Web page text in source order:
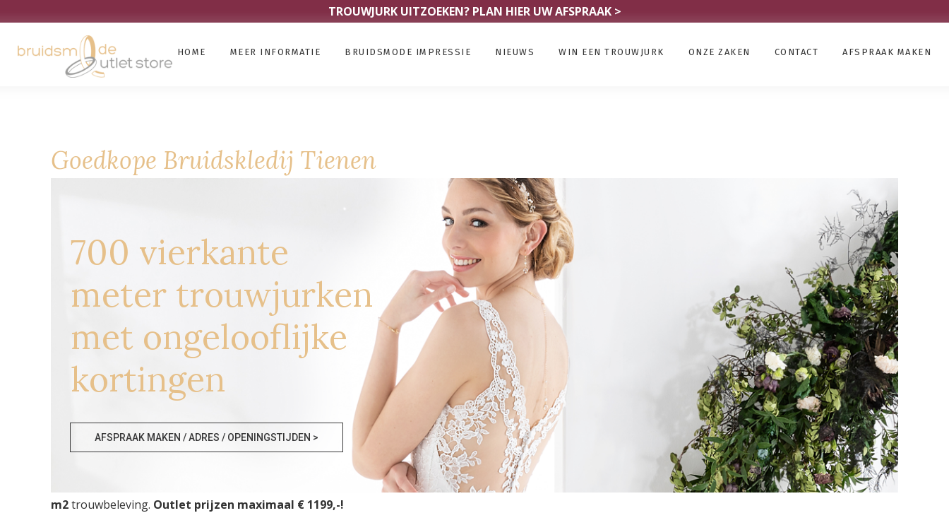
TROUWJURK UITZOEKEN? PLAN HIER UW AFSPRAAK >
HOME MEER INFORMATIE BRUIDSMODE IMPRESSIE NIEUWS WIN EEN TROUWJURK ONZE ZAKEN CONTACT AFSPRAAK MAKEN
Goedkope Bruidskledij Tienen
700 vierkante
meter trouwjurken
met ongelooflijke
kortingen
AFSPRAAK MAKEN / ADRES / OPENINGSTIJDEN >
Goedkope Bruidskledij Tienen
grootste Bruidsmode Outlet Store van Nederland vindt u in Eindhoven. Drie bruidsmodezaken met in totaal meer dan2000
m2trouwbeleving. Outlet prijzen maximaal € 1199,-!